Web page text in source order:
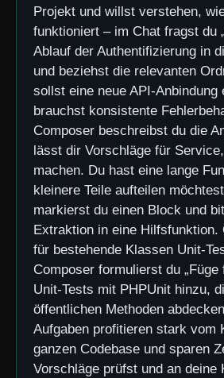
Projekt und willst verstehen,
funktioniert – im Chat fragst du
Ablauf der Authentifizierung in
und beziehst die relevanten
sollst eine neue API-Anbindung
brauchst konsistente
Composer beschreibst du die
lässt dir Vorschläge für
machen. Du hast eine lange
kleinere Teile aufteilen
markierst du einen Block und
Extraktion in eine Hilfsfunktion.
für bestehende Klassen Unit-
Composer formulierst du
Unit-Tests mit PHPUnit hinzu,
öffentlichen Methoden
Aufgaben profitieren stark vom
ganzen Codebase und sparen
Vorschläge prüfst und an deine